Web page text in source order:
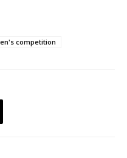
competition